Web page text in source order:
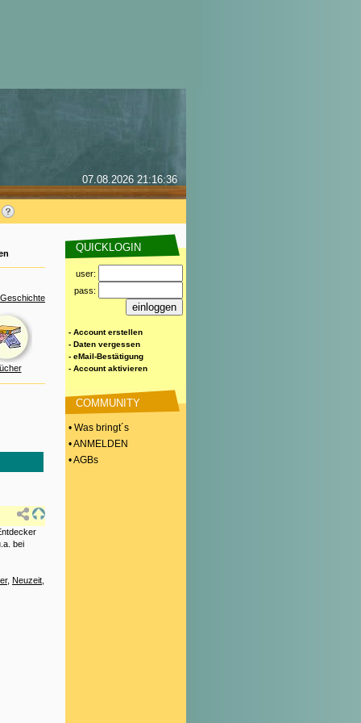
07.08.2026 21:16:36
bei
, Neuzeit
QUICKLOGIN
user:
pass:
- Account erstellen
- Daten vergessen
- eMail-Bestätigung
- Account aktivieren
COMMUNITY
• Was bringt´s
• ANMELDEN
• AGBs